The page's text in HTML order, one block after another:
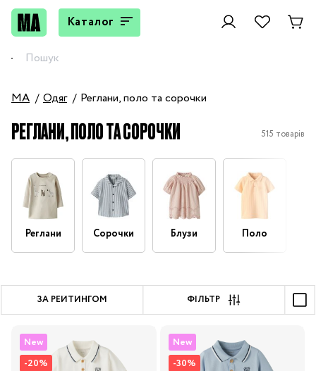
Каталог
MA Одяг Реглани, поло та сорочки
РЕГЛАНИ, ПОЛО ТА СОРОЧКИ 515 товарів
Реглани Сорочки Блузи Поло
ЗА РЕЙТИНГОМ ФІЛЬТР
New
-20%
New
-30%